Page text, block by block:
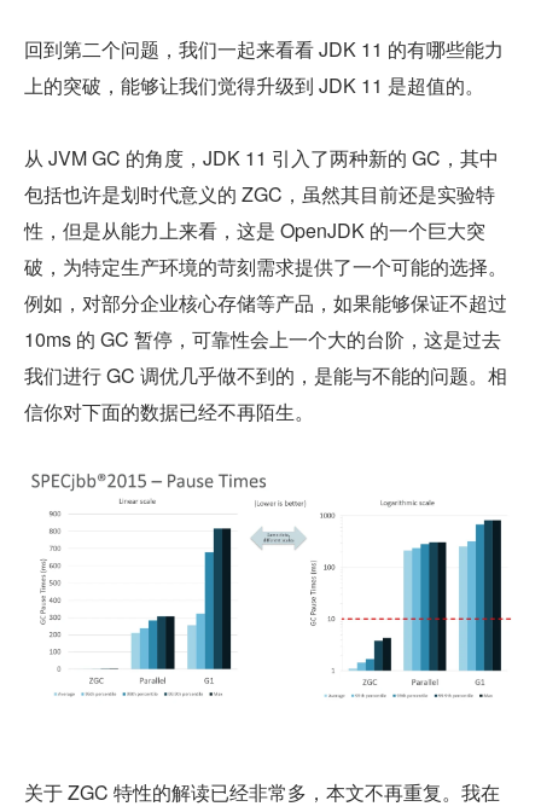
回到第二个问题，我们一起来看看 JDK 11 的有哪些能力
上的突破，能够让我们觉得升级到 JDK 11 是超值的。
从 JVM GC 的角度，JDK 11 引入了两种新的 GC，其中
包括也许是划时代意义的 ZGC，虽然其目前还是实验特
性，但是从能力上来看，这是 OpenJDK 的一个巨大突
破，为特定生产环境的苛刻需求提供了一个可能的选择。
例如，对部分企业核心存储等产品，如果能够保证不超过
10ms 的 GC 暂停，可靠性会上一个大的台阶，这是过去
我们进行 GC 调优几乎做不到的，是能与不能的问题。相
信你对下面的数据已经不再陌生。
关于 ZGC 特性的解读已经非常多，本文不再重复。我在